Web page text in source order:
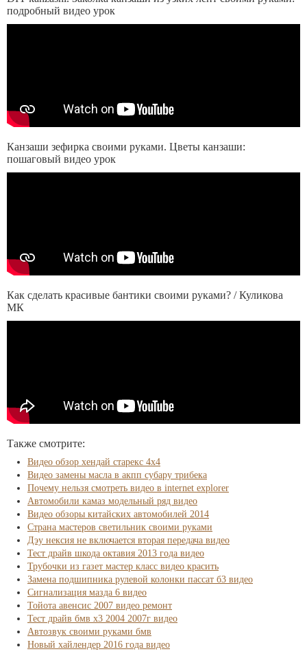
подробный видео урок
Канзаши зефирка своими руками. Цветы канзаши:
пошаговый видео урок
Как сделать красивые бантики своими руками? / Куликова
МК
Также смотрите:
Видео обзор хендай старекс 4х4
Видео замены масла в акпп субару трибека
Почему нельзя смотреть видео в internet explorer
Автомобили камаз модельный ряд видео
Видео обзоры китайских автомобилей 2014
Страна мастеров светильник своими руками
Дэу нексия не включается вторая передача видео
Тест драйв шкода октавия 2013 года видео
Трубочки из газет мастер класс видео красить
Замена подшипника рулевой колонки пассат б3 видео
Сигнализация мазда 6 видео
Тойота авенсис 2007 видео ремонт
Тест драйв бмв х3 2004 2007г видео
Автозвук своими руками бмв
Новый хайлендер 2016 года видео